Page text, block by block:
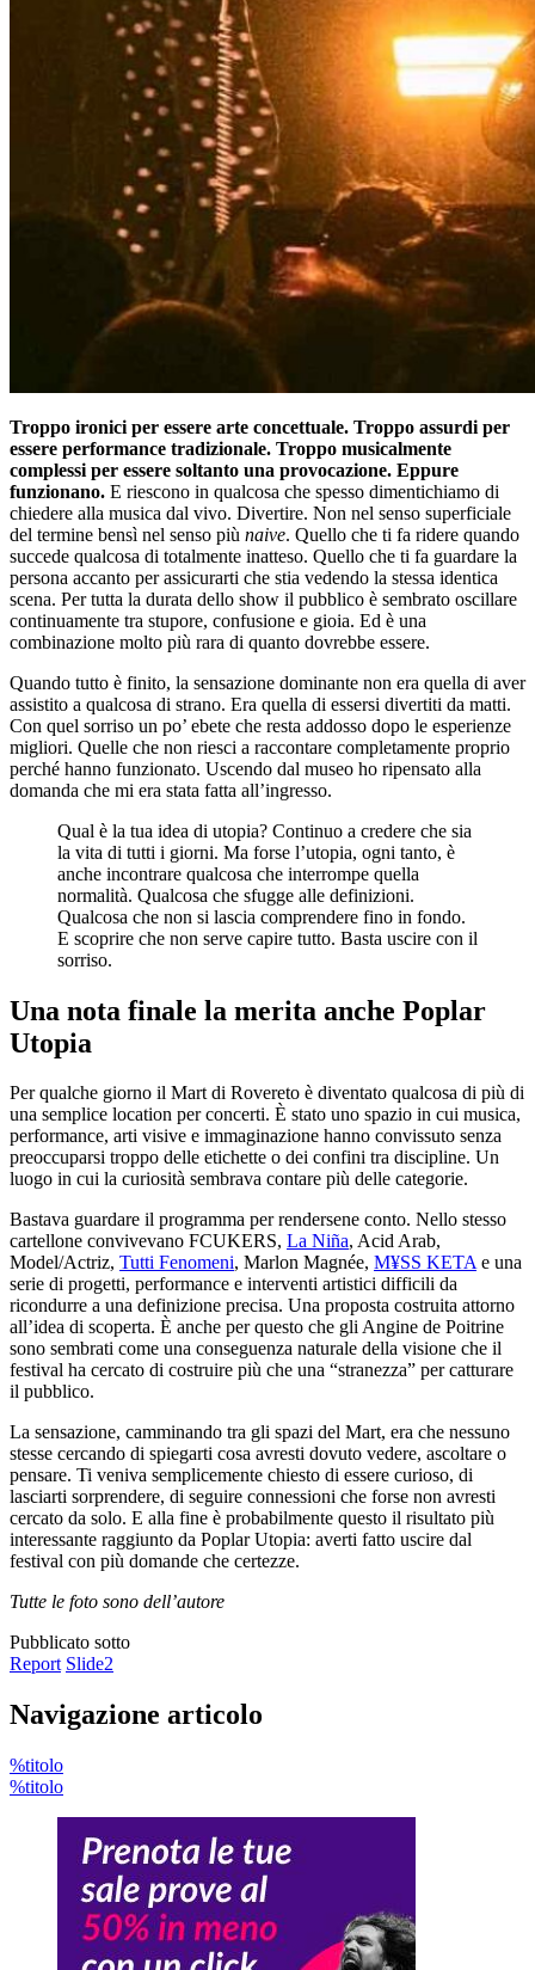
Troppo ironici per essere arte concettuale. Troppo assurdi per
essere performance tradizionale. Troppo musicalmente
complessi per essere soltanto una provocazione. Eppure
funzionano. E riescono in qualcosa che spesso dimentichiamo di
chiedere alla musica dal vivo. Divertire. Non nel senso superficiale
del termine bensì nel senso più naive. Quello che ti fa ridere quando
succede qualcosa di totalmente inatteso. Quello che ti fa guardare la
persona accanto per assicurarti che stia vedendo la stessa identica
scena. Per tutta la durata dello show il pubblico è sembrato oscillare
continuamente tra stupore, confusione e gioia. Ed è una
combinazione molto più rara di quanto dovrebbe essere.
Quando tutto è finito, la sensazione dominante non era quella di aver
assistito a qualcosa di strano. Era quella di essersi divertiti da matti.
Con quel sorriso un po’ ebete che resta addosso dopo le esperienze
migliori. Quelle che non riesci a raccontare completamente proprio
perché hanno funzionato. Uscendo dal museo ho ripensato alla
domanda che mi era stata fatta all’ingresso.
Qual è la tua idea di utopia? Continuo a credere che sia
la vita di tutti i giorni. Ma forse l’utopia, ogni tanto, è
anche incontrare qualcosa che interrompe quella
normalità. Qualcosa che sfugge alle definizioni.
Qualcosa che non si lascia comprendere fino in fondo.
E scoprire che non serve capire tutto. Basta uscire con il
sorriso.
Una nota finale la merita anche Poplar
Utopia
Per qualche giorno il Mart di Rovereto è diventato qualcosa di più di
una semplice location per concerti. È stato uno spazio in cui musica,
performance, arti visive e immaginazione hanno convissuto senza
preoccuparsi troppo delle etichette o dei confini tra discipline. Un
luogo in cui la curiosità sembrava contare più delle categorie.
Bastava guardare il programma per rendersene conto. Nello stesso
cartellone convivevano FCUKERS, La Niña, Acid Arab,
Model/Actriz, Tutti Fenomeni, Marlon Magnée, M¥SS KETAe una
serie di progetti, performance e interventi artistici difficili da
ricondurre a una definizione precisa. Una proposta costruita attorno
all’idea di scoperta. È anche per questo che gli Angine de Poitrine
sono sembrati come una conseguenza naturale della visione che il
festival ha cercato di costruire più che una “stranezza” per catturare
il pubblico.
La sensazione, camminando tra gli spazi del Mart, era che nessuno
stesse cercando di spiegarti cosa avresti dovuto vedere, ascoltare o
pensare. Ti veniva semplicemente chiesto di essere curioso, di
lasciarti sorprendere, di seguire connessioni che forse non avresti
cercato da solo. E alla fine è probabilmente questo il risultato più
interessante raggiunto da Poplar Utopia: averti fatto uscire dal
festival con più domande che certezze.
Tutte le foto sono dell’autore
Pubblicato sotto
Report Slide2
Navigazione articolo
%titolo
%titolo